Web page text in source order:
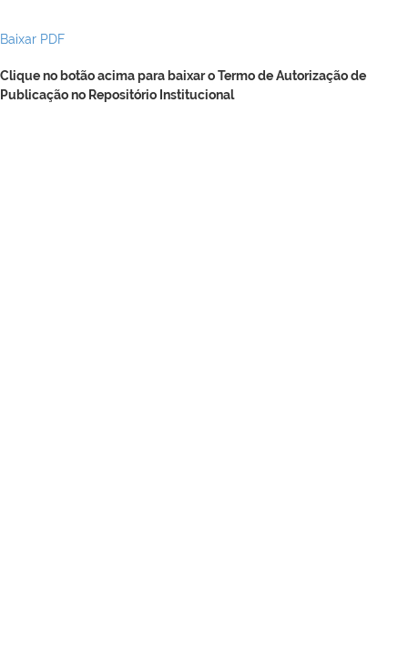
Baixar PDF
Clique no botão acima para baixar o Termo de Autorização de
Publicação no Repositório Institucional